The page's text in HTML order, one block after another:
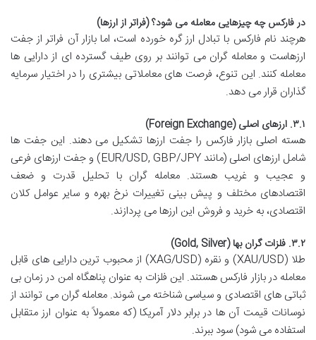
در فارکس چه چیزهایی معامله می شود؟ (فراتر از ارزها)
هرچند نام فارکس با تبادل ارز گره خورده است، اما بازار آن فراتر از جفت
ارزهاست و معامله گران می توانند بر روی طیف گسترده ای از دارایی ها
معامله کنند. این تنوع، فرصت های معاملاتی بیشتری را در اختیار سرمایه
گذاران قرار می دهد.
۳.۱. ارزهای اصلی (Foreign Exchange)
هسته اصلی بازار فارکس را جفت ارزها تشکیل می دهند. این جفت ها
شامل ارزهای اصلی (مانند EUR/USD, GBP/JPY) و جفت ارزهای فرعی
و عجیب و غریب هستند. معامله گران با تحلیل قدرت و ضعف
اقتصادهای مختلف و پیش بینی تغییرات نرخ بهره و سایر عوامل کلان
اقتصادی، به خرید و فروش این ارزها می پردازند.
۳.۲. فلزات گران بها (Gold, Silver)
طلا (XAU/USD) و نقره (XAG/USD) از محبوب ترین دارایی های قابل
معامله در بازار فارکس هستند. این فلزات به عنوان پناهگاه امن در زمان بی
ثباتی های اقتصادی و سیاسی شناخته می شوند. معامله گران می توانند از
نوسانات قیمت آن ها در برابر دلار آمریکا (که معمولاً به عنوان ارز متقابل
استفاده می شود) سود ببرند.